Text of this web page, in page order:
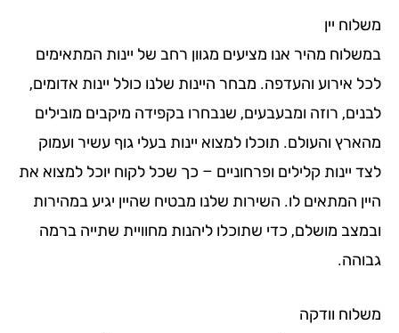
יין
מהיר אנו מציעים מגוון רחב של יינות המתאימים
אירוע והעדפה. מבחר היינות שלנו כולל יינות אדומים,
רוזה ומבעבעים, שנבחרו בקפידה מיקבים מובילים
והעולם. תוכלו למצוא יינות בעלי גוף עשיר ועמוק
יינות קלילים ופרחוניים – כך שכל לקוח יוכל למצוא את
המתאים לו. השירות שלנו מבטיח שהיין יגיע במהירות
מושלם, כדי שתוכלו ליהנות מחוויית שתייה ברמה
וודקה